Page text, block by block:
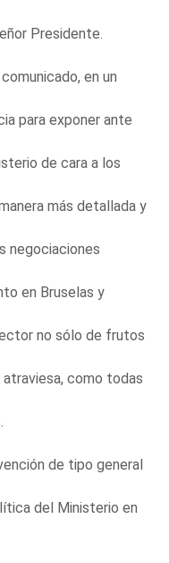
Presidente.
en un
para exponer ante
de cara a los
más detallada y
negociaciones
en Bruselas y
no sólo de frutos
como todas
de tipo general
del Ministerio en